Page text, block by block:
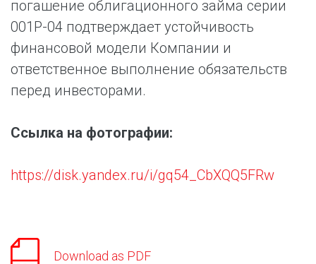
погашение облигационного займа серии
001Р-04 подтверждает устойчивость
финансовой модели Компании и
ответственное выполнение обязательств
перед инвесторами.
Ссылка на фотографии:
https://disk.yandex.ru/i/gq54_CbXQQ5FRw
Download as PDF